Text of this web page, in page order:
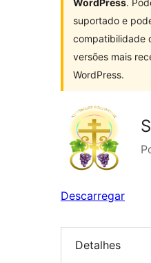
WordPress.
suportado e
compatibilidade
versões mais
WordPress.
Descarregar
Detalhes